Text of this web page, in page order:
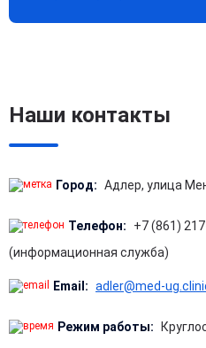
Наши контакты
Город: Адлер, улица
Телефон:
+7 (861)
(информационная служба)
Email: adler@med-
Режим работы: